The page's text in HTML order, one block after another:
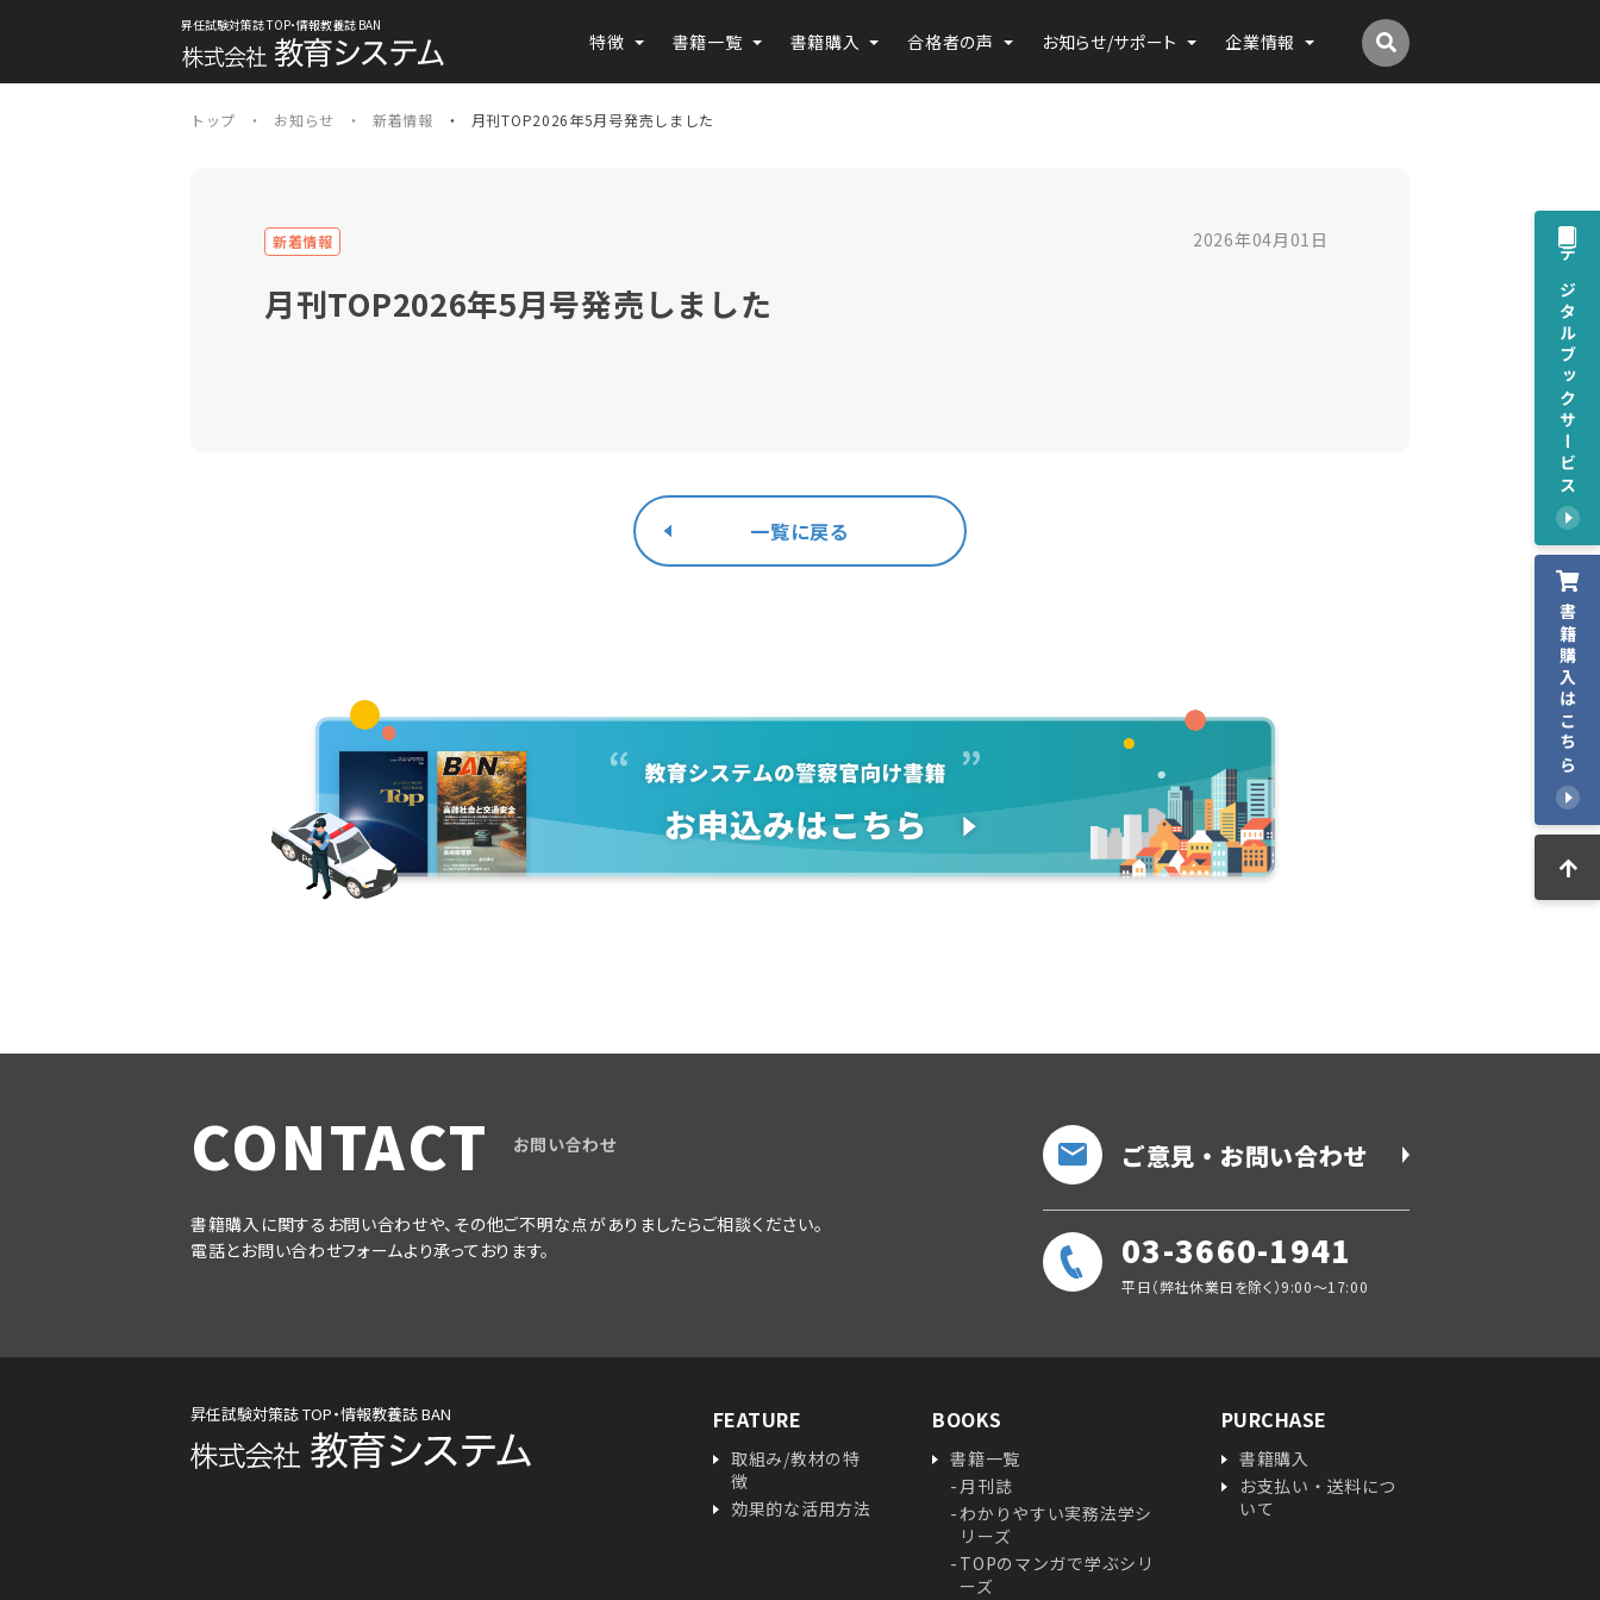
昇任試験対策誌 TOP・情報教養誌 BAN
特徴 書籍一覧 書籍購入 合格者の声 お知らせ/サポート 企業情報
デジタルブックサービス
書籍購入はこちら
トップ お知らせ 新着情報 月刊TOP2026年5月号発売しました
新着情報 2026年04月01日
月刊TOP2026年5月号発売しました
一覧に戻る
CONTACT お問い合わせ
書籍購入に関するお問い合わせや、その他ご不明な点がありましたらご相談ください。
電話とお問い合わせフォームより承っております。
ご意見・お問い合わせ
03-3660-1941
平日（弊社休業日を除く）9:00～17:00
昇任試験対策誌 TOP・情報教養誌 BAN FEATURE
取組み/教材の特
徴
効果的な活用方法
BOOKS
書籍一覧
月刊誌
わかりやすい実務法学シ
リーズ
TOPのマンガで学ぶシリ
ーズ
PURCHASE
書籍購入
お支払い・送料につ
いて